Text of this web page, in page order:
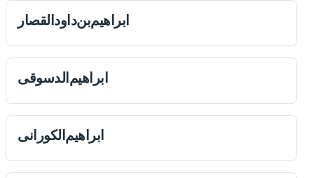
ابراهیم‌بن‌داودالقصار
ابراهیم‌الدسوقی
ابراهیم‌الكورانی